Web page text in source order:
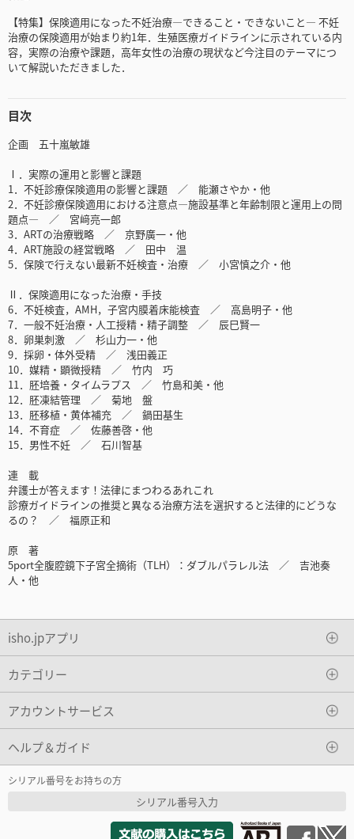
【特集】保険適用になった不妊治療―できること・できないこと― 不妊
治療の保険適用が始まり約1年．生殖医療ガイドラインに示されている内
容，実際の治療や課題，高年女性の治療の現状など今注目のテーマにつ
いて解説いただきました．
目次
企画 五十嵐敏雄
Ⅰ．実際の運用と影響と課題
1．不妊診療保険適用の影響と課題 ／ 能瀬さやか・他
2．不妊診療保険適用における注意点―施設基準と年齢制限と運用上の問
題点― ／ 宮﨑亮一郎
3．ARTの治療戦略 ／ 京野廣一・他
4．ART施設の経営戦略 ／ 田中 温
5．保険で行えない最新不妊検査・治療 ／ 小宮慎之介・他
Ⅱ．保険適用になった治療・手技
6．不妊検査，AMH，子宮内膜着床能検査 ／ 高島明子・他
7．一般不妊治療・人工授精・精子調整 ／ 辰巳賢一
8．卵巣刺激 ／ 杉山力一・他
9．採卵・体外受精 ／ 浅田義正
10．媒精・顕微授精 ／ 竹内 巧
11．胚培養・タイムラプス ／ 竹島和美・他
12．胚凍結管理 ／ 菊地 盤
13．胚移植・黄体補充 ／ 鍋田基生
14．不育症 ／ 佐藤善啓・他
15．男性不妊 ／ 石川智基
連 載
弁護士が答えます！法律にまつわるあれこれ
診療ガイドラインの推奨と異なる治療方法を選択すると法律的にどうな
るの？ ／ 福原正和
原 著
5port全腹腔鏡下子宮全摘術（TLH）：ダブルパラレル法 ／ 吉池奏
人・他
isho.jpアプリ
カテゴリー
アカウントサービス
ヘルプ＆ガイド
シリアル番号をお持ちの方
シリアル番号入力